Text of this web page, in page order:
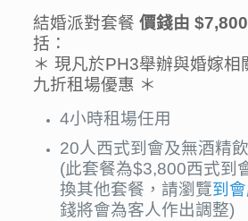
結婚派對套餐價錢由
括：
＊ 現凡於PH3舉辦與婚嫁相
九折租場優惠 ＊
4小時租場任用
20人西式到會及無酒精
(此套餐為$3,800西式到
換其他套餐，請瀏覽到
錢將會為客人作出調整)